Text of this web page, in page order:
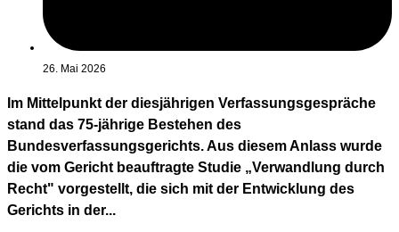
26. Mai 2026
Im Mittelpunkt der diesjährigen Verfassungsgespräche
stand das 75-jährige Bestehen des
Bundesverfassungsgerichts. Aus diesem Anlass wurde
die vom Gericht beauftragte Studie „Verwandlung durch
Recht" vorgestellt, die sich mit der Entwicklung des
Gerichts in der...